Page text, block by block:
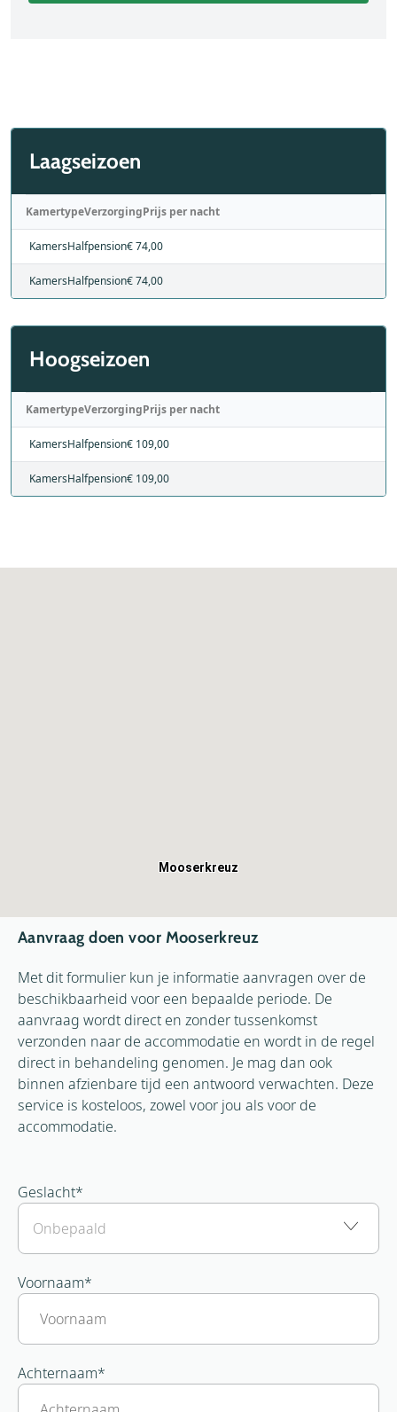
Laagseizoen
KamertypeVerzorgingPrijs per nacht
KamersHalfpension€ 74,00
KamersHalfpension€ 74,00
Hoogseizoen
KamertypeVerzorgingPrijs per nacht
KamersHalfpension€ 109,00
KamersHalfpension€ 109,00
Mooserkreuz
Aanvraag doen voor Mooserkreuz
Met dit formulier kun je informatie aanvragen over de
beschikbaarheid voor een bepaalde periode. De
aanvraag wordt direct en zonder tussenkomst
verzonden naar de accommodatie en wordt in de regel
direct in behandeling genomen. Je mag dan ook
binnen afzienbare tijd een antwoord verwachten. Deze
service is kosteloos, zowel voor jou als voor de
accommodatie.
Geslacht*
Voornaam*
Achternaam*